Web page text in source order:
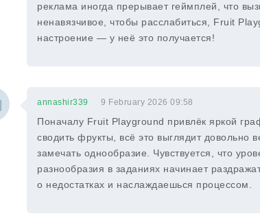
реклама иногда прерывает геймплей, что
ненавязчивое, чтобы расслабиться, Fruit
настроение — у неё это получается!
annashir339 9 February 2026 09:58
Поначалу Fruit Playground привлёк яркой
сводить фрукты, всё это выглядит довольно
замечать однообразие. Чувствуется, что
разнообразия в заданиях начинает
о недостатках и наслаждаешься процессом.